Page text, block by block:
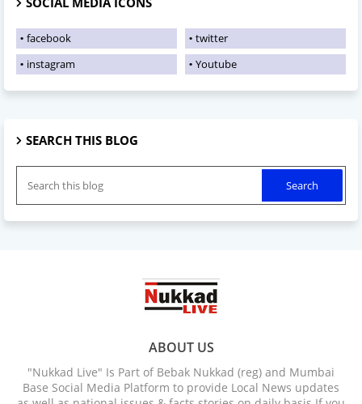
facebook
twitter
instagram
Youtube
SEARCH THIS BLOG
ABOUT US
"Nukkad Live" Is Part of Bebak Nukkad (reg) and Mumbai
Base Social Media Platform to provide Local News updates